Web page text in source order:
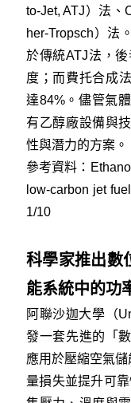
to-Jet, ATJ）法、
her-Tropsch）法
於傳統ATJ法，
度；而費托合成
達84%。儘管氣
有乙醇廠設備與
性與潛力的方案。
參考資料：
low-carbon jet
1/10
科學家推出數
能系統中的功
阿聯沙迦大學（
發一套先進的「
應用於壓縮空氣
量損失並提升可